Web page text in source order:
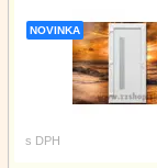
NOVINKA
s DPH